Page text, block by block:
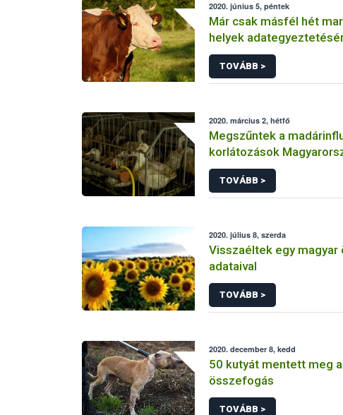
2020. június 5, péntek
Már csak másfél hét
helyek
TOVÁBB >
2020. március 2, hétfő
Megszűntek a
korlátozások
TOVÁBB >
2020. július 8, szerda
Visszaéltek egy magyar
adataival
TOVÁBB >
2020. december 8, kedd
50 kutyát mentett meg
összefogás
TOVÁBB >